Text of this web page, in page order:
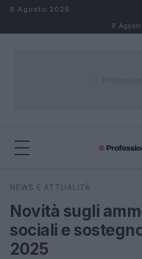
Salta al contenuto
8 Agosto 2026
8
Cerca
NEWS E ATTUALITÀ
Novità sugli
sociali e
2025